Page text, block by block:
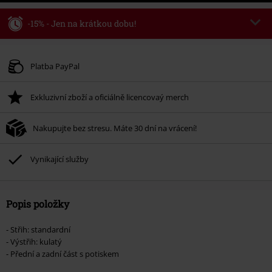
-15% - Jen na krátkou dobu!
Platné do 8/9/26
Po zadání kódu v košíku, se sleva uplatní automaticky.
Nelze kombinovat s jinými akciovými kódy. Sleva se nevztahuje na: knihy,
média, vstupenky, Rammstein, (Till) Lindemann, Böhse Onkelz, Broilers, Die
podpoříte nadaci.
Platba PayPal
Exkluzivní zboží a oficiálně licencovaý merch
Nakupujte bez stresu. Máte 30 dní na vrácení!
Vynikající služby
Popis položky
- Střih: standardní
- Výstřih: kulatý
- Přední a zadní část s potiskem